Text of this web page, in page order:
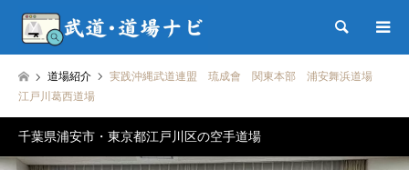
検索
道場紹介
実践沖縄武道連盟 琉成會 関東本部 浦安舞浜道場
江戸川葛西道場
千葉県浦安市・東京都江戸川区の空手道場